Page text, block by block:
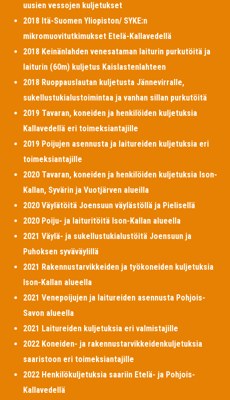
uusien vessojen kuljetukset
2018 Itä-Suomen Yliopiston/ SYKE:n
mikromuovitutkimukset Etelä-Kallavedellä
2018 Keinänlahden venesataman laiturin purkutöitä ja
laiturin (60m) kuljetus Kaislastenlahteen
2018 Ruoppauslautan kuljetusta Jännevirralle,
sukellustukialustoimintaa ja vanhan sillan purkutöitä
2019 Tavaran, koneiden ja henkilöiden kuljetuksia
Kallavedellä eri toimeksiantajille
2019 Poijujen asennusta ja laitureiden kuljetuksia eri
toimeksiantajille
2020 Tavaran, koneiden ja henkilöiden kuljetuksia Ison-
Kallan, Syvärin ja Vuotjärven alueilla
2020 Väylätöitä Joensuun väylästöllä ja Pielisellä
2020 Poiju- ja laituritöitä Ison-Kallan alueella
2021 Väylä- ja sukellustukialustöitä Joensuun ja
Puhoksen syväväylillä
2021 Rakennustarvikkeiden ja työkoneiden kuljetuksia
Ison-Kallan alueella
2021 Venepoijujen ja laitureiden asennusta Pohjois-
Savon alueella
2021 Laitureiden kuljetuksia eri valmistajille
2022 Koneiden- ja rakennustarvikkeidenkuljetuksia
saaristoon eri toimeksiantajille
2022 Henkilökuljetuksia saariin Etelä- ja Pohjois-
Kallavedellä